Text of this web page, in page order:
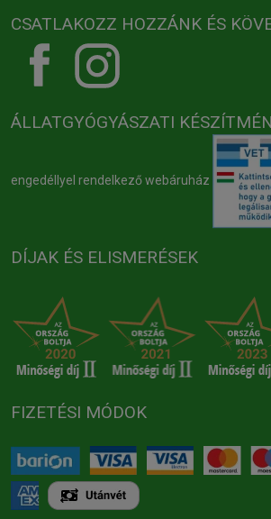
CSATLAKOZZ HOZZÁNK ÉS
ÁLLATGYÓGYÁSZATI
engedéllyel rendelkező webáruház
DÍJAK ÉS ELISMERÉSEK
FIZETÉSI MÓDOK